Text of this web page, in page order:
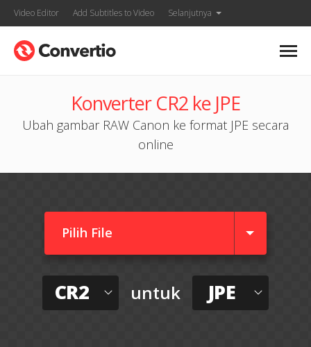
Video Editor Add Subtitles to Video Selanjutnya
Konverter CR2 ke JPE
Ubah gambar RAW Canon ke format JPE secara
online
Pilih File
CR2 untuk JPE